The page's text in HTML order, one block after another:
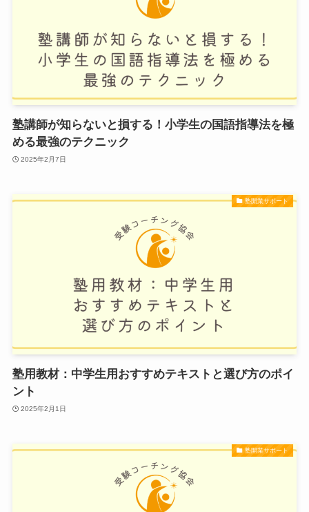
塾講師が知らないと損する！小学生の国語指導法を極
める最強のテクニック
2025年2月7日
塾開業サポート
塾用教材：中学生用おすすめテキストと選び方のポイ
ント
2025年2月1日
塾開業サポート